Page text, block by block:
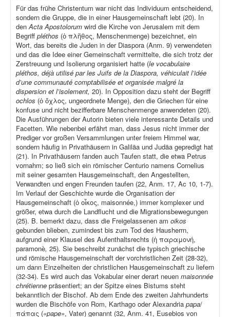
Für das frühe Christentum war nicht das Individuum entscheidend,
sondern die Gruppe, die in einer Hausgemeinschaft lebt (20). In
denActa Apostolorum wird die Kirche von Jerusalem mit dem
Begriff pléthos (ὁ πλῆθος, Menschenmenge) bezeichnet, ein
Wort, das bereits die Juden in der Diaspora (Anm. 9) verwendeten
und das die Idee einer Gemeinschaft vermittelte, die sich trotz der
Zerstreuung und Isolierung organisiert hatte (le vocabulaire
pléthos, déjà utilisé par les Juifs de la Diaspora, véhiculait l’idée
d’une communauté comptabilisée et organisée malgré la
dispersion et l’isolement, 20). In Opposition dazu steht der Begriff
ochlos (ὁ ὄχλος, ungeordnete Menge), den die Griechen für eine
konfuse und nicht bezifferbare Menschenmenge anwendeten (20).
Die Ausführungen der Autorin bieten viele interessante Details und
Facetten. Wie nebenbei erfährt man, dass Jesus nicht immer der
Prediger vor großen Versammlungen unter freiem Himmel war,
sondern häufig in Privathäusern in Galiläa und Judäa gepredigt hat
(21). In Privathäusern fanden auch Taufen statt, die etwa Petrus
vornahm; so ließ sich ein römischer Centurio namens Cornelius
mit seiner gesamten Hausgemeinschaft, den Angestellten,
Verwandten und engen Freunden taufen (22, Anm. 17, Ac 10, 1-7).
Im Verlauf der Geschichte wurde die Organisation der
Hausgemeinschaft (ὁ οἶκος, maisonnée,) immer komplexer und
größer, etwa durch die Landflucht und die Migrationsbewegungen
(25). B. bemerkt dazu, dass die Freigelassenen am oikos
gebunden blieben, zumindest bis zum Tod des Hausherrn,
aufgrund einer Klausel des Aufenthaltsrechts (ἡ παραμονή,
paramonè, 25). Sie beschreibt zunächst die typisch griechische
und römische Hausgemeinschaft der vorchristlichen Zeit (28-32),
um dann Einzelheiten der christlichen Hausgemeinschaft zu liefern
(32-34). Es wird auch das Vokabular einer derart neuen maisonnée
chrétienne präsentiert; an der Spitze eines Bistums steht
bekanntlich der Bischof. Ab dem Ende des zweiten Jahrhunderts
wurden die Bischöfe von Rom, Karthago oder Alexandria papa/
πάπας («pape», Vater) genannt (32, Anm. 41, Eusebios von